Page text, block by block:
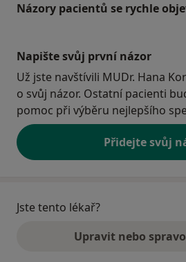
Názory pacientů se rychle
Napište svůj první názor
Už jste navštívili MUDr. Hana
o svůj názor. Ostatní pacienti
pomoc při výběru nejlepšího
Přidejte svůj
Jste tento lékař?
Upravit nebo